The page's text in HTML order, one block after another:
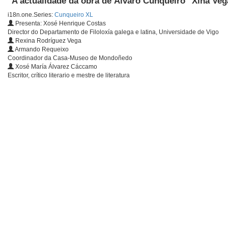
i18n.one.Series: Cunqueiro XL
Presenta: Xosé Henrique Costas
Director do Departamento de Filoloxía galega e latina, Universidade de Vigo
Rexina Rodríguez Vega
Armando Requeixo
Coordinador da Casa-Museo de Mondoñedo
Xosé María Álvarez Cáccamo
Escritor, crítico literario e mestre de literatura